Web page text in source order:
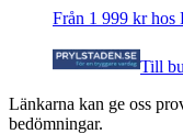
Från 1 999 kr hos
Till
Länkarna kan ge oss
bedömningar.